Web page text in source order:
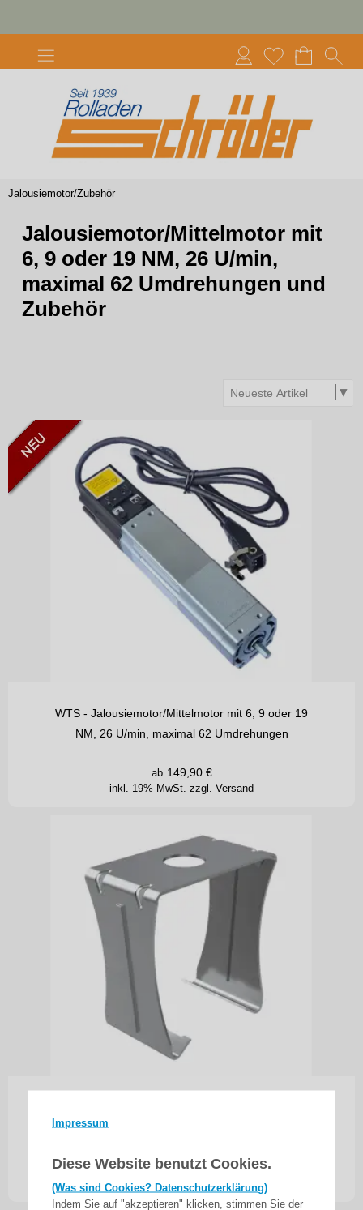
Impressum
Diese Website benutzt Cookies.
(Was sind Cookies? Datenschutzerklärung)
Indem Sie auf "akzeptieren" klicken, stimmen Sie der
Jalousiemotor/Zubehör
Jalousiemotor/Mittelmotor mit
6, 9 oder 19 NM, 26 U/min,
maximal 62 Umdrehungen und
Zubehör
WTS - Jalousiemotor/Mittelmotor mit 6, 9 oder 19
NM, 26 U/min, maximal 62 Umdrehungen
inkl. 19% MwSt. zzgl. Versand
ab 149,90€
Jalousiemotoren Serie DMJ an
inkl. 19% MwSt. zzgl. Versand
6,90€